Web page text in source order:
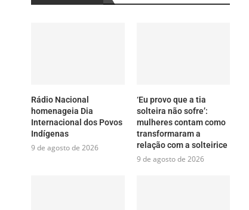
Rádio Nacional
homenageia Dia
Internacional dos Povos
Indígenas
9 de agosto de 2026
‘Eu provo que a tia
solteira não sofre’:
mulheres contam como
transformaram a
relação com a solteirice
9 de agosto de 2026